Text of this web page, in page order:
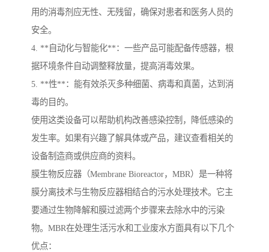
用的消毒剂应无性、无残留，确保对患者和医务人员的
安全。
4. **自动化与智能化**：一些产品可能配备传感器，根
据环境条件自动调整释放量，提高消毒效果。
5. **性**：能有效杀灭多种细菌、病毒和真菌，达到消
毒的目的。
使用这类设备可以帮助机构改善感染控制，降低感染的
发生率。如果有兴趣了解具体或产品，建议查看相关的
设备制造商或供应商的资料。
膜生物反应器（Membrane Bioreactor，MBR）是一种将
膜分离技术与生物反应器相结合的污水处理技术。它主
要通过生物降解和膜过滤两个步骤来去除水中的污染
物。MBR在处理生活污水和工业废水方面具有以下几个
优点：